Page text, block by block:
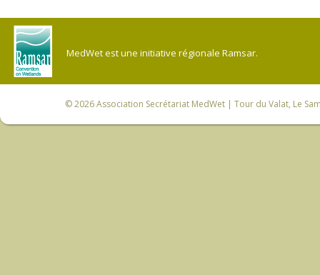
MedWet est une initiative régionale Ramsar.
© 2026Association Secrétariat MedWet | Tour du Valat, Le